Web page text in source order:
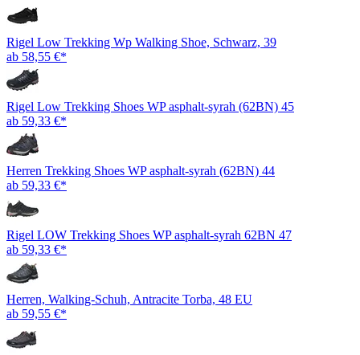
Rigel Low Trekking Wp Walking Shoe, Schwarz, 39
ab 58,55 €*
Rigel Low Trekking Shoes WP asphalt-syrah (62BN) 45
ab 59,33 €*
Herren Trekking Shoes WP asphalt-syrah (62BN) 44
ab 59,33 €*
Rigel LOW Trekking Shoes WP asphalt-syrah 62BN 47
ab 59,33 €*
Herren, Walking-Schuh, Antracite Torba, 48 EU
ab 59,55 €*